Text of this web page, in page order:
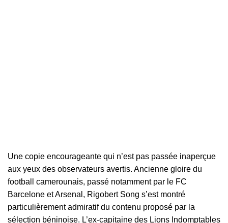
Une copie encourageante qui n’est pas passée inaperçue
aux yeux des observateurs avertis. Ancienne gloire du
football camerounais, passé notamment par le FC
Barcelone et Arsenal, Rigobert Song s’est montré
particulièrement admiratif du contenu proposé par la
sélection béninoise. L’ex-capitaine des Lions Indomptables